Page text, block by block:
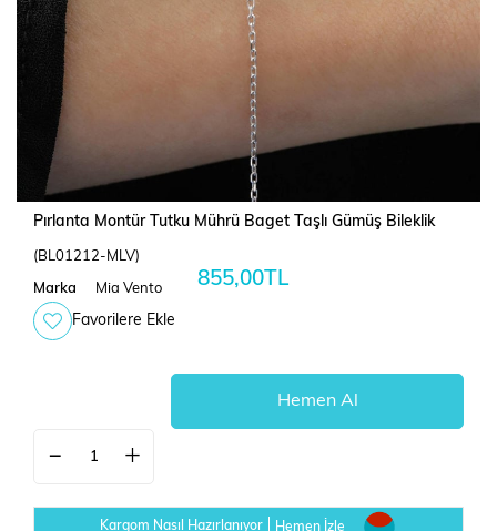
Pırlanta Montür Tutku Mührü Baget Taşlı Gümüş Bileklik
(BL01212-MLV)
Marka Mia Vento 855,00TL
Favorilere Ekle
Kargom Nasıl Hazırlanıyor Hemen İzle